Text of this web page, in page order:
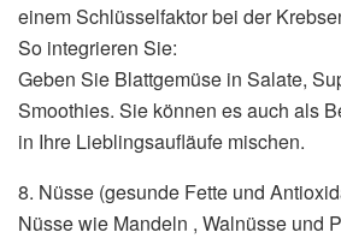
einem Schlüsselfaktor bei der
So integrieren Sie:
Geben Sie Blattgemüse in Salate,
Smoothies. Sie können es auch als
in Ihre Lieblingsaufläufe mischen.
8. Nüsse (gesunde Fette und
Nüsse wie Mandeln , Walnüsse und